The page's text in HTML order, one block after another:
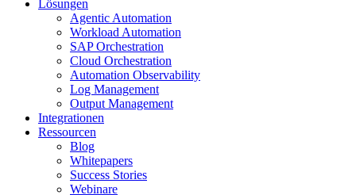
Lösungen
Agentic Automation
Workload Automation
SAP Orchestration
Cloud Orchestration
Automation Observability
Log Management
Output Management
Integrationen
Ressourcen
Blog
Whitepapers
Success Stories
Webinare